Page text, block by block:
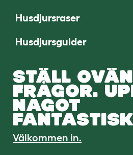
Husdjursraser
Husdjursguider
STÄLL
FRÅGOR.
NÅGOT
Välkommen in.